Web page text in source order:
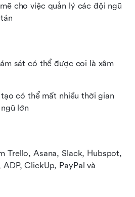
cho việc quản lý các đội ngũ
sát có thể được coi là xâm
có thể mất nhiều thời gian
lớn
Trello, Asana, Slack, Hubspot,
ClickUp, PayPal và